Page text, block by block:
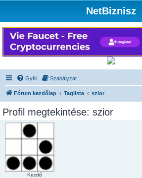
NetBiznisz
GyIK Szabályzat
Fórum kezdőlap Taglista szior
Profil megtekintése: szior
Kezdő